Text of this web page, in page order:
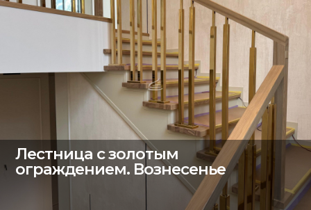
Лестница с золотым
ограждением. Вознесенье